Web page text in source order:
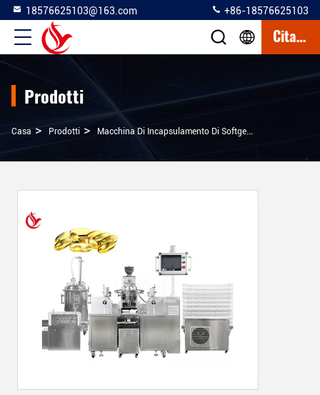
18576625103@163.com +86-18576625103
Citazione
Prodotti
Casa > Prodotti > Macchina Di Incapsulamento Di Softgel